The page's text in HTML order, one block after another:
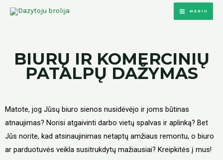
MENIU
BIURŲ IR KOMERCINIŲ
PATALPŲ DAŽYMAS
Matote, jog Jūsų biuro sienos nusidėvėjo ir joms būtinas
atnaujimas? Norisi atgaivinti darbo vietų spalvas ir aplinką? Bet
Jūs norite, kad atsinaujinimas netaptų amžiaus remontu, o biuro
ar parduotuvės veikla susitrukdytų mažiausiai? Kreipkitės į mus!